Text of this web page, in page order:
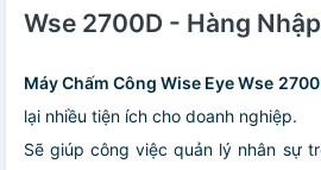
Wse 2700D - Hàng
Máy Chấm Công Wise Eye Wse
lại nhiều tiện ích cho doanh nghiệp.
Sẽ giúp công việc quản lý nhân sự